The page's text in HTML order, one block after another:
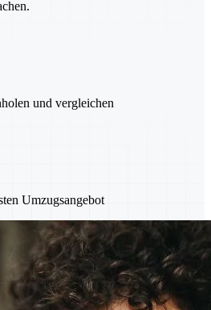
und vergleichen
Umzugsangebot